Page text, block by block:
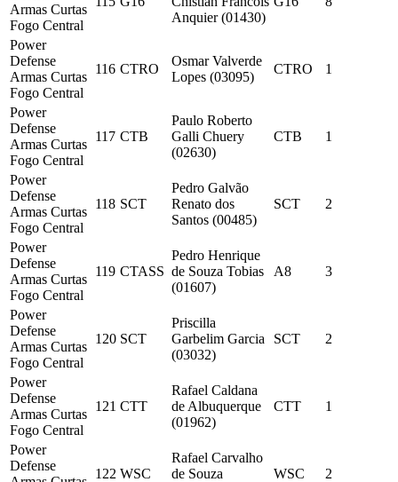
Armas Curtas
Fogo Central
Anquier (01430)
Power
Defense
Armas Curtas
Fogo Central
116 CTRO
Osmar Valverde
Lopes (03095)
CTRO 1
Power
Defense
Armas Curtas
Fogo Central
117 CTB
Paulo Roberto
Galli Chuery
(02630)
CTB 1
Power
Defense
Armas Curtas
Fogo Central
118 SCT
Pedro Galvão
Renato dos
Santos (00485)
SCT 2
Power
Defense
Armas Curtas
Fogo Central
119 CTASS
Pedro Henrique
de Souza Tobias
(01607)
A8 3
Power
Defense
Armas Curtas
Fogo Central
120 SCT
Priscilla
Garbelim Garcia
(03032)
SCT 2
Power
Defense
Armas Curtas
Fogo Central
121 CTT
Rafael Caldana
de Albuquerque
(01962)
CTT 1
Power
Defense
122 WSC
Rafael Carvalho
de Souza
WSC 2